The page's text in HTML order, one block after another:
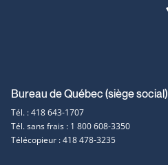
Coordonnées
et
contact
Bureau de Québec (siège social)
Tél. : 418 643-1707
Tél. sans frais : 1 800 608-3350
Télécopieur : 418 478-3235